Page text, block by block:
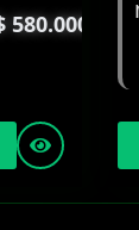
580.000